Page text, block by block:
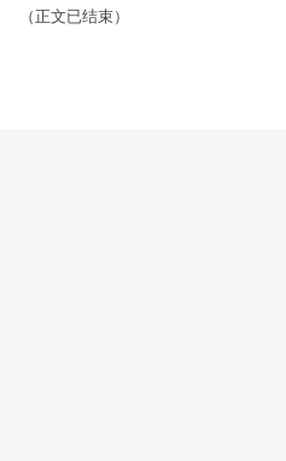
（正文已结束）